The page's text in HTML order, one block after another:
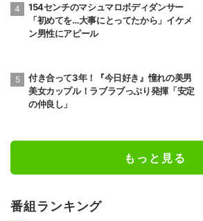
154センチのマシュマロボディダンサー
「初めてを…大事にとってたから」イケメ
ン男性にアピール
付き合って3年！『今日好き』憧れの美男
美女カップル！ラブラブっぷり発揮「安定
の仲良し」
もっと見る
番組ランキング